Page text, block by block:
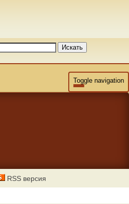
Искать
Toggle navigation
RSS версия